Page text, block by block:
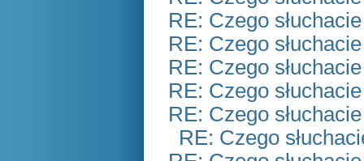
RE: Czego
RE: Czego
RE: Czego
RE: Czego
RE: Czego
RE: Czego